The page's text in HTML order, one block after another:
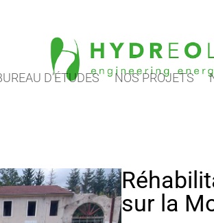
D’ÉTUDES NOS PROJETS
sur la